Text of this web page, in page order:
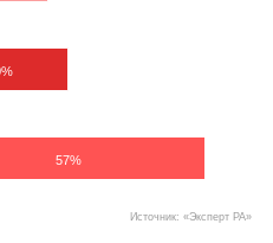
57%
Источник: «Эксперт РА»